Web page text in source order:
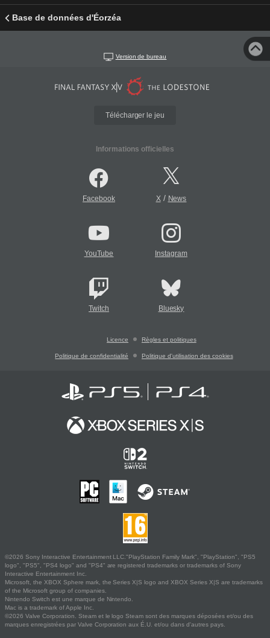
Base de données d'Éorzéa
Version de bureau
Télécharger le jeu
Informations officielles
Facebook X/ News
YouTube Instagram
Twitch Bluesky
Licence Règles et politiques
Politique de confidentialité Politique d'utilisation des cookies
©2026 Sony Interactive Entertainment LLC."PlayStation Family Mark", "PlayStation", "PS5
logo", "PS5", "PS4 logo" and "PS4" are registered trademarks or trademarks of Sony
Interactive Entertainment Inc.
Microsoft, the XBOX Sphere mark, the Series X|S logo and XBOX Series X|S are trademarks
of the Microsoft group of companies.
Nintendo Switch est une marque de Nintendo.
Mac is a trademark of Apple Inc.
©2026 Valve Corporation. Steam et le logo Steam sont des marques déposées et/ou des
marques enregistrées par Valve Corporation aux É.U. et/ou dans d'autres pays.